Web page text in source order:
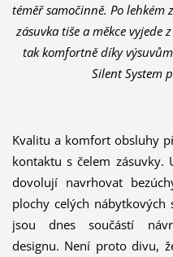
téměř samočinně. Po
zásuvka tiše a měkce
tak komfortně díky
Silent System
Kvalitu a komfort obsluhy
kontaktu s čelem zásuvky.
dovolují navrhovat
plochy celých nábytkových
jsou dnes součástí
designu. Není proto divu,